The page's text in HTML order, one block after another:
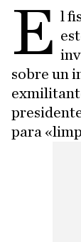
E l
sobre un
para